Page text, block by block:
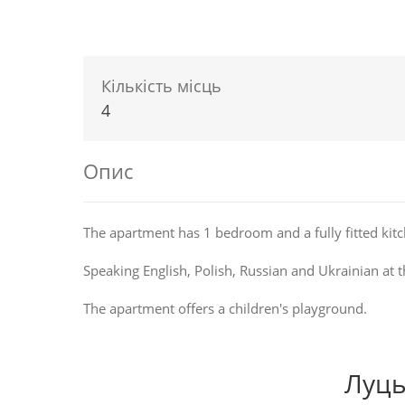
Кількість місць
4
Опис
The apartment has 1 bedroom and a fully fitted
Speaking English, Polish, Russian and Ukrainian
The apartment offers a children's playground.